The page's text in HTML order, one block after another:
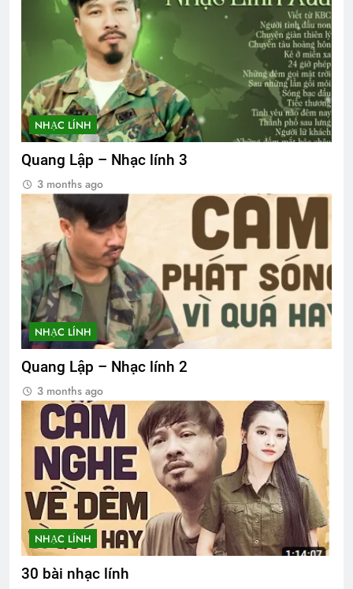
NHẠC LÍNH
Quang Lập – Nhạc lính 3
3 months ago
NHẠC LÍNH
Quang Lập – Nhạc lính 2
3 months ago
NHẠC LÍNH
30 bài nhạc lính